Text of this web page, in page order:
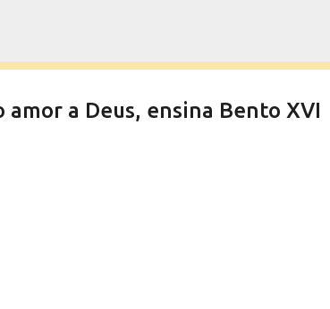
a Deus, ensina Bento XVI